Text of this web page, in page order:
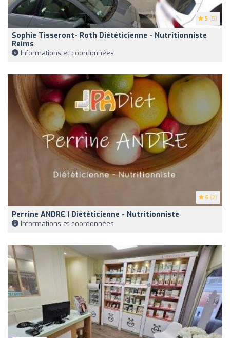
5 (5)
Sophie Tisseront- Roth Diététicienne - Nutritionniste
Reims
Informations et coordonnées
5 (2)
Perrine ANDRE | Diététicienne - Nutritionniste
Informations et coordonnées